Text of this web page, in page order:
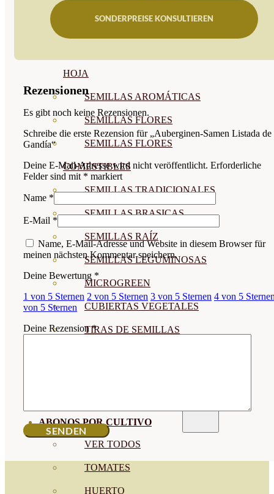
HOJA
SEMILLAS AROMÁTICAS
SEMILLAS FLORES
SEMILLAS FLORES
COMESTIBLES
SEMILLAS TRADICIONALES
SEMILLAS BRASICAS
SEMILLAS RAÍZ
SEMILLAS LEGUMINOSAS
MICROGREEN
CUBIERTAS VEGETALES
TIRAS DE SEMILLAS
ABONOS POR CULTIVO
VER TODOS
TOMATES
HUERTO
SONDERPREISE KONSULTIEREN
Rezensionen
Es gibt noch keine Rezensionen.
Schreibe die erste Rezension für „Auberginen-Samen Listada de
Gandía“
Deine E-Mail-Adresse wird nicht veröffentlicht. Erforderliche
Felder sind mit * markiert
Name *
E-Mail *
Name, E-Mail-Adresse und Website in diesem Browser für
meinen nächsten Kommentar speichern.
Deine Bewertung *
1 von 5 Sternen 2 von 5 Sternen 3 von 5 Sternen 4 von 5
von 5 Sternen
Deine Rezension*